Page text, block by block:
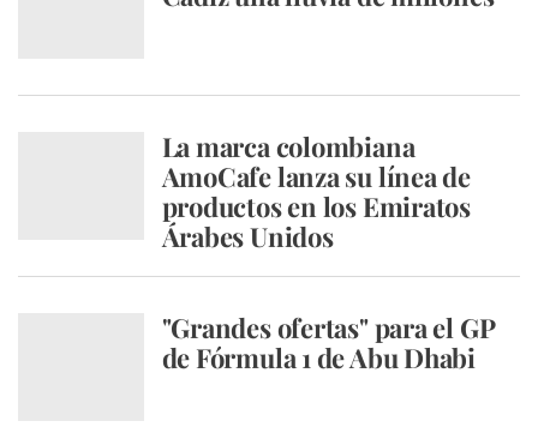
La marca colombiana
AmoCafe lanza su línea de
productos en los Emiratos
Árabes Unidos
"Grandes ofertas" para el GP
de Fórmula 1 de Abu Dhabi